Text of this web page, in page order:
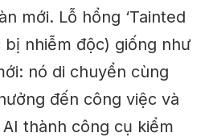
mới. Lỗ hổng ‘Tainted
bị nhiễm độc) giống như
nó di chuyển cùng
đến công việc và
thành công cụ kiểm